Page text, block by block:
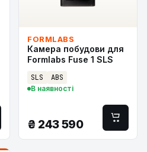
FORMLABS
Камера побудови для
Formlabs Fuse 1 SLS
SLS ABS
В наявності
₴ 243 590